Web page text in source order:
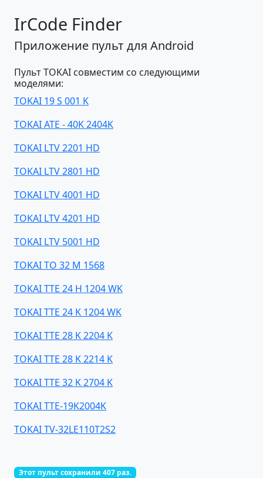
IrCode Finder
Приложение пульт для Android
Пульт TOKAI совместим со следующими
моделями:
TOKAI 19 S 001 K
TOKAI ATE - 40K 2404K
TOKAI LTV 2201 HD
TOKAI LTV 2801 HD
TOKAI LTV 4001 HD
TOKAI LTV 4201 HD
TOKAI LTV 5001 HD
TOKAI TO 32 M 1568
TOKAI TTE 24 H 1204 WK
TOKAI TTE 24 K 1204 WK
TOKAI TTE 28 K 2204 K
TOKAI TTE 28 K 2214 K
TOKAI TTE 32 K 2704 K
TOKAI TTE-19K2004K
TOKAI TV-32LE110T2S2
Этот пульт сохранили 407 раз.